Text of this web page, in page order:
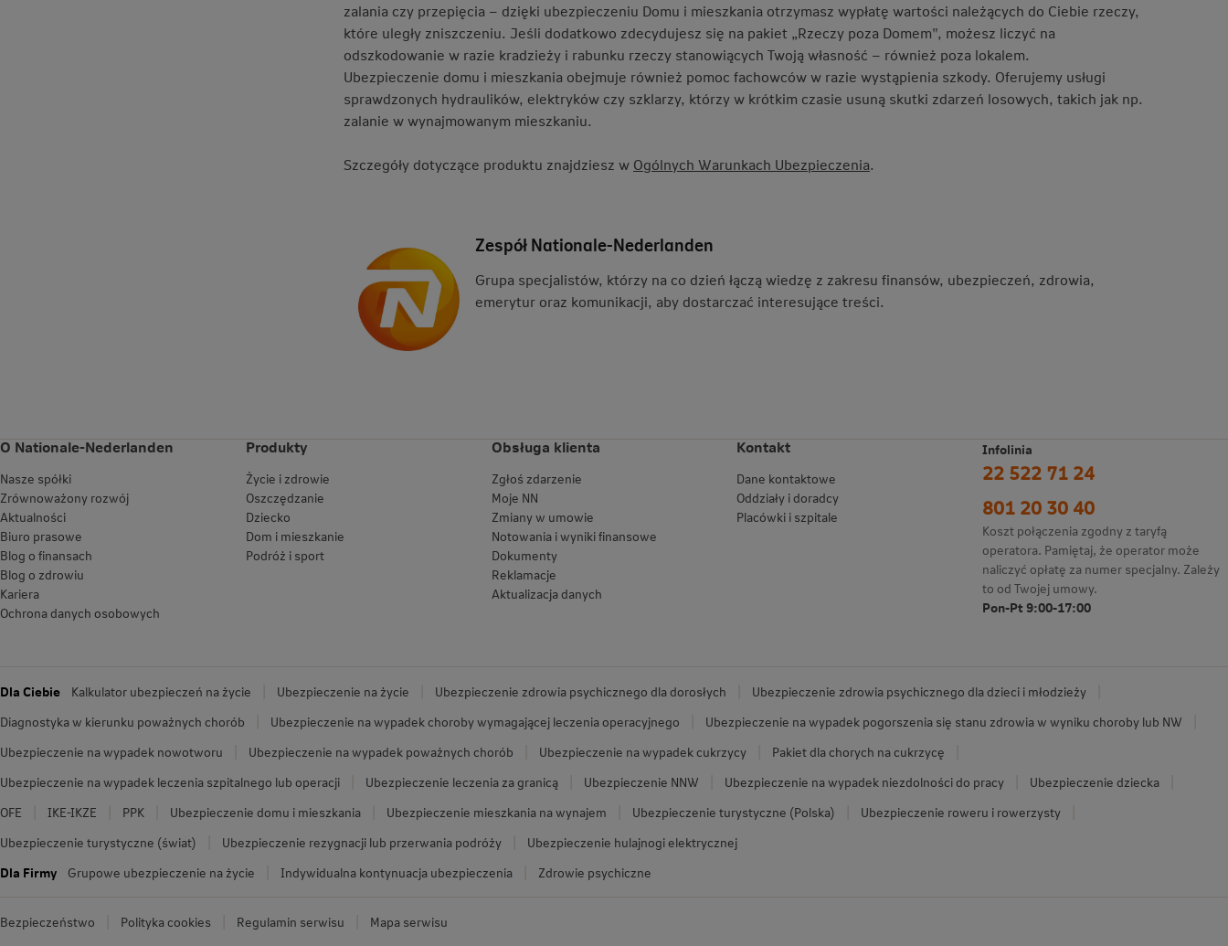
zalania czy przepięcia – dzięki ubezpieczeniu Domu i mieszkania otrzymasz wypłatę wartości należących do Ciebie rzeczy,
które uległy zniszczeniu. Jeśli dodatkowo zdecydujesz się na pakiet „Rzeczy poza Domem", możesz liczyć na
odszkodowanie w razie kradzieży i rabunku rzeczy stanowiących Twoją własność – również poza lokalem.
Ubezpieczenie domu i mieszkania obejmuje również pomoc fachowców w razie wystąpienia szkody. Oferujemy usługi
sprawdzonych hydraulików, elektryków czy szklarzy, którzy w krótkim czasie usuną skutki zdarzeń losowych, takich jak np.
zalanie w wynajmowanym mieszkaniu.
Szczegóły dotyczące produktu znajdziesz w Ogólnych Warunkach Ubezpieczenia.
Zespół Nationale-Nederlanden
Grupa specjalistów, którzy na co dzień łączą wiedzę z zakresu finansów, ubezpieczeń, zdrowia,
emerytur oraz komunikacji, aby dostarczać interesujące treści.
O Nationale-Nederlanden
Nasze spółki
Zrównoważony rozwój
Aktualności
Biuro prasowe
Blog o finansach
Blog o zdrowiu
Kariera
Ochrona danych osobowych
Produkty
Życie i zdrowie
Oszczędzanie
Dziecko
Dom i mieszkanie
Podróż i sport
Obsługa klienta
Zgłoś zdarzenie
Moje NN
Zmiany w umowie
Notowania i wyniki finansowe
Dokumenty
Reklamacje
Aktualizacja danych
Kontakt
Dane kontaktowe
Oddziały i doradcy
Placówki i szpitale
Infolinia
22 522 71 24
801 20 30 40
Koszt połączenia zgodny z taryfą
operatora. Pamiętaj, że operator może
naliczyć opłatę za numer specjalny. Zależy
to od Twojej umowy.
Pon-Pt 9:00-17:00
Dla Ciebie Kalkulator ubezpieczeń na życie Ubezpieczenie na życie Ubezpieczenie zdrowia psychicznego dla dorosłych
Ubezpieczenie zdrowia psychicznego dla dzieci i młodzieży
Diagnostyka w kierunku poważnych chorób
Ubezpieczenie na wypadek choroby wymagającej leczenia operacyjnego
Ubezpieczenie na wypadek pogorszenia się stanu zdrowia w wyniku choroby lub NW
Ubezpieczenie na wypadek nowotworu
Ubezpieczenie na wypadek poważnych chorób Ubezpieczenie na wypadek cukrzycy
Pakiet dla chorych na cukrzycę
Ubezpieczenie na wypadek leczenia szpitalnego lub operacji
Ubezpieczenie leczenia za granicą Ubezpieczenie NNW Ubezpieczenie na wypadek niezdolności do pracy
Ubezpieczenie dziecka
OFE
IKE-IKZE PPK Ubezpieczenie domu i mieszkania Ubezpieczenie mieszkania na wynajem Ubezpieczenie turystyczne (Polska)
Ubezpieczenie roweru i rowerzysty
Ubezpieczenie turystyczne (świat)
Ubezpieczenie rezygnacji lub przerwania podróży
Ubezpieczenie hulajnogi elektrycznej
Dla Firmy
Grupowe ubezpieczenie na życie Indywidualna kontynuacja ubezpieczenia Zdrowie psychiczne
Bezpieczeństwo Polityka cookies Regulamin serwisu
Mapa serwisu